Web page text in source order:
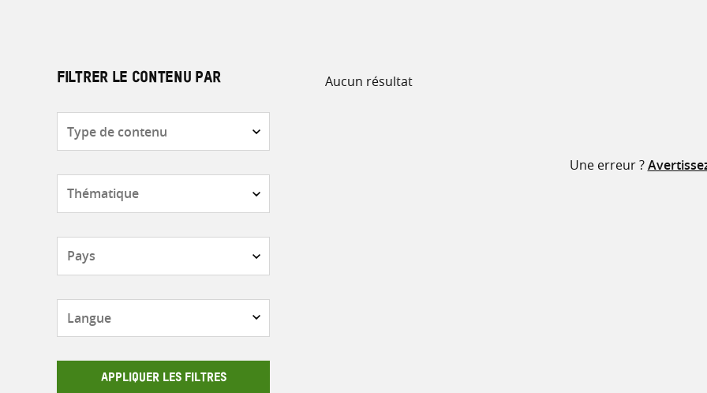
FILTRER LE CONTENU PAR
de
APPLIQUER LES FILTRES
Aucun résultat
Une erreur ?